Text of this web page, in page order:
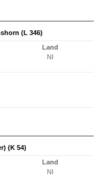
(L 346)
Land
NI
(K 54)
Land
NI